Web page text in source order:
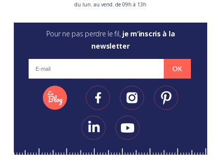
du lun. au vend. de 09h à 13h
Pour ne pas perdre le fil, je m’inscris à la
newsletter
OK